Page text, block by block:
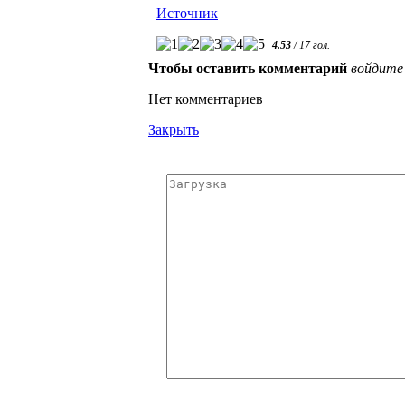
Источник
4.53/17гол.
Чтобы оставить комментарий войдите
Нет комментариев
Закрыть